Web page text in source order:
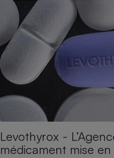
Levothyrox -
médicament mise